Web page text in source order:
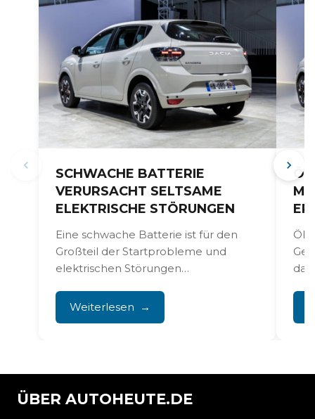
SCHWACHE BATTERIE
VERURSACHT SELTSAME
ELEKTRISCHE STÖRUNGEN
Eine schwache Batterie ist für den
Großteil der Startprobleme und
elektrischen Störungen
Denken Sie an eine...
Weiterlesen
ÜBER AUTOHEUTE.DE